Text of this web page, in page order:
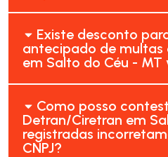
Existe desconto
antecipado de multas
em Salto do Céu - MT
Como posso
Detran/Ciretran em
registradas
CNPJ?